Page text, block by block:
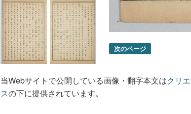
次のページ
当Webサイトで公開している画像・翻字本文はクリ
スの下に提供されています。